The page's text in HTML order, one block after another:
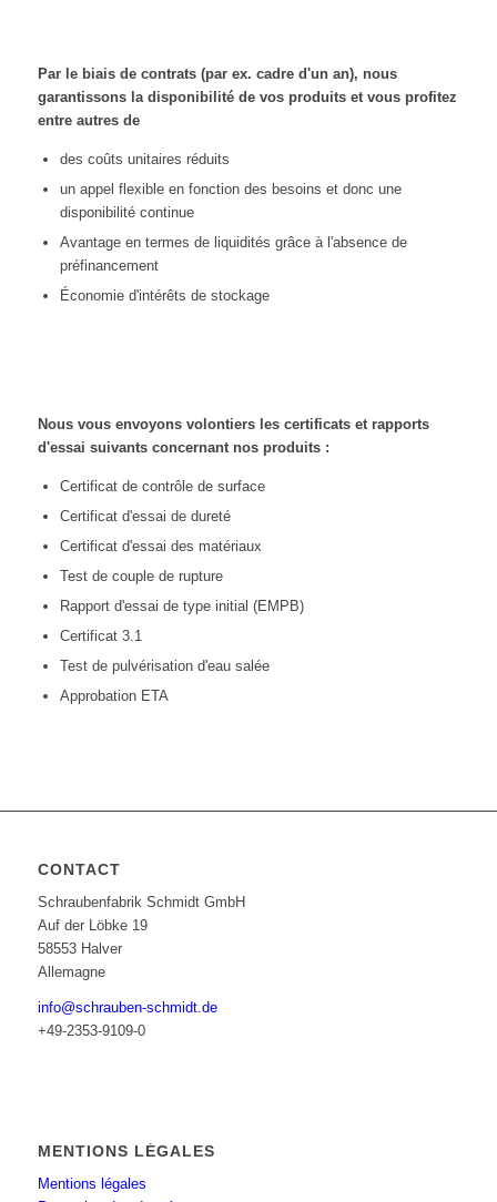
Par le biais de contrats (par ex. cadre d'un an), nous
garantissons la disponibilité de vos produits et vous profitez
entre autres de
des coûts unitaires réduits
un appel flexible en fonction des besoins et donc une
disponibilité continue
Avantage en termes de liquidités grâce à l'absence de
préfinancement
Économie d'intérêts de stockage
Nous vous envoyons volontiers les certificats et rapports
d'essai suivants concernant nos produits :
Certificat de contrôle de surface
Certificat d'essai de dureté
Certificat d'essai des matériaux
Test de couple de rupture
Rapport d'essai de type initial (EMPB)
Certificat 3.1
Test de pulvérisation d'eau salée
Approbation ETA
CONTACT
Schraubenfabrik Schmidt GmbH
Auf der Löbke 19
58553 Halver
Allemagne
info@schrauben-schmidt.de
+49-2353-9109-0
MENTIONS LÉGALES
Mentions légales